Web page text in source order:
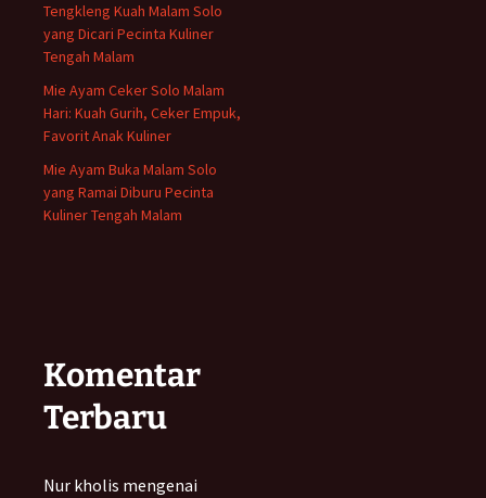
Tengkleng Kuah Malam Solo
yang Dicari Pecinta Kuliner
Tengah Malam
Mie Ayam Ceker Solo Malam
Hari: Kuah Gurih, Ceker Empuk,
Favorit Anak Kuliner
Mie Ayam Buka Malam Solo
yang Ramai Diburu Pecinta
Kuliner Tengah Malam
Komentar
Terbaru
Nur kholis mengenai